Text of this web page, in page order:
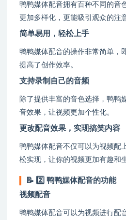
鸭鸭媒体配音拥有百种不同的音
更加多样化，更能吸引观众的注
简单易用，轻松上手
鸭鸭媒体配音的操作非常简单，
提高了创作效率。
支持录制自己的音频
除了提供丰富的音色选择，鸭鸭
音效果，让视频更加个性化。
更改配音效果，实现搞笑内容
鸭鸭媒体配音不仅可以为视频配
松实现，让你的视频更加有趣和
📝 2️⃣ 鸭鸭媒体配音的功能
视频配音
鸭鸭媒体配音可以为视频进行配